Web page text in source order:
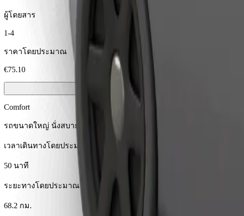
ผู้โดยสาร
1-4
ราคาโดยประมาณ
€75.10
Comfort
รถขนาดใหญ่ นั่งสบาย มีพื้นที่เก็บของมากขึ้น
เวลาเดินทางโดยประมาณ
50 นาที
ระยะทางโดยประมาณ
68.2 กม.